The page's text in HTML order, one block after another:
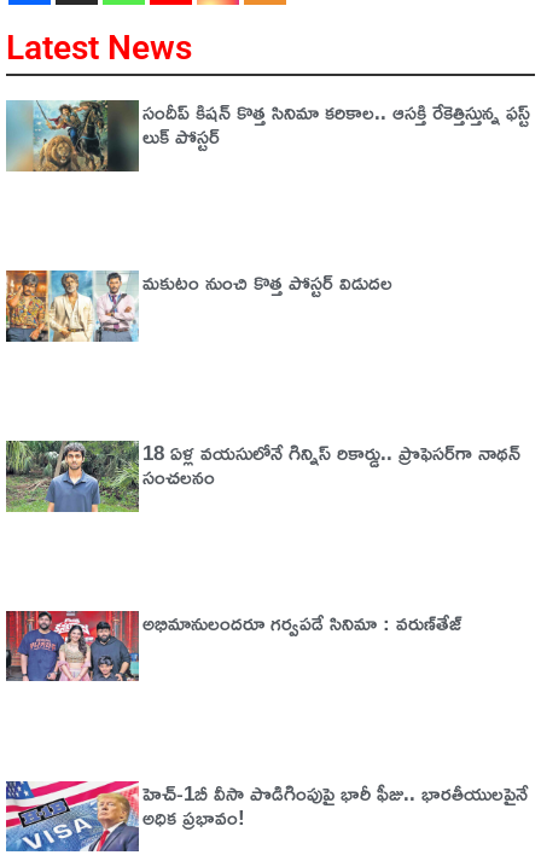
Latest News
సందీప్ కిషన్ కొత్త సినిమా కరికాల.. ఆసక్తి రేకెత్తిస్తున్న ఫస్ట్
లుక్ పోస్టర్
మకుటం నుంచి కొత్త పోస్టర్ విడుదల
18 ఏళ్ల వయసులోనే గిన్నిస్ రికార్డు.. ప్రొఫెసర్‌గా నాథన్
సంచలనం
అభిమానులందరూ గర్వపడే సినిమా : వరుణ్‌తేజ్‌
హెచ్‌-1బీ వీసా పొడిగింపుపై భారీ ఫీజు.. భారతీయులపైనే
అధిక ప్రభావం!